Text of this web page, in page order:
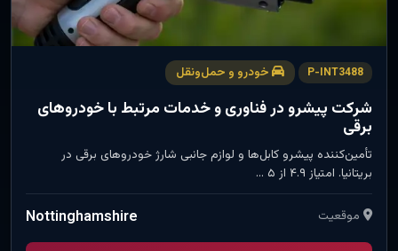
P-INT3488 خودرو و حمل‌ونقل
شرکت پیشرو در فناوری و خدمات مرتبط با خودروهای
برقی
تأمین‌کننده پیشرو کابل‌ها و لوازم جانبی شارژ خودروهای برقی در
بریتانیا. امتیاز ۴.۹ از ۵ …
موقعیت Nottinghamshire